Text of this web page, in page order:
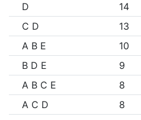
D
14
C D
13
A B E
10
B D E
9
A B C E
8
A C D
8